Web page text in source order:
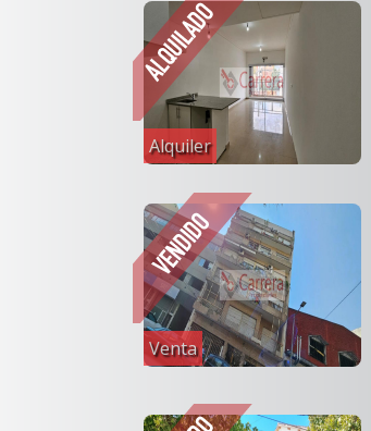
Alquiler
Venta